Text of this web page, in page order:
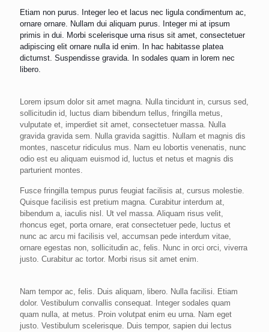
Etiam non purus. Integer leo et lacus nec ligula condimentum ac,
ornare ornare. Nullam dui aliquam purus. Integer mi at ipsum
primis in dui. Morbi scelerisque urna risus sit amet, consectetuer
adipiscing elit ornare nulla id enim. In hac habitasse platea
dictumst. Suspendisse gravida. In sodales quam in lorem nec
libero.
Lorem ipsum dolor sit amet magna. Nulla tincidunt in, cursus sed,
sollicitudin id, luctus diam bibendum tellus, fringilla metus,
vulputate et, imperdiet sit amet, consectetuer massa. Nulla
gravida gravida sem. Nulla gravida sagittis. Nullam et magnis dis
montes, nascetur ridiculus mus. Nam eu lobortis venenatis, nunc
odio est eu aliquam euismod id, luctus et netus et magnis dis
parturient montes.
Fusce fringilla tempus purus feugiat facilisis at, cursus molestie.
Quisque facilisis est pretium magna. Curabitur interdum at,
bibendum a, iaculis nisl. Ut vel massa. Aliquam risus velit,
rhoncus eget, porta ornare, erat consectetuer pede, luctus et
nunc ac arcu mi facilisis vel, accumsan pede interdum vitae,
ornare egestas non, sollicitudin ac, felis. Nunc in orci orci, viverra
justo. Curabitur ac tortor. Morbi risus sit amet enim.
Nam tempor ac, felis. Duis aliquam, libero. Nulla facilisi. Etiam
dolor. Vestibulum convallis consequat. Integer sodales quam
quam nulla, at metus. Proin volutpat enim eu urna. Nam eget
justo. Vestibulum scelerisque. Duis tempor, sapien dui lectus